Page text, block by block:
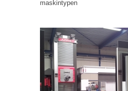
maskintypen